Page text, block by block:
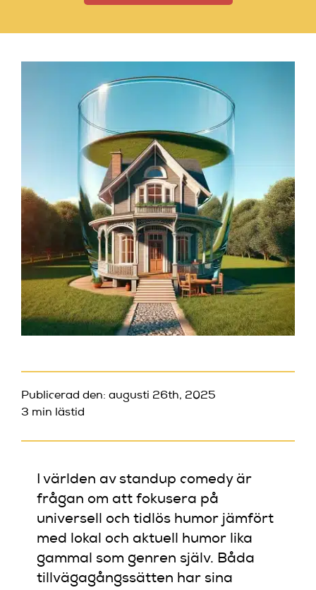
Vanliga frågor
Publicerad den: augusti 26th, 2025
3 min lästid
I världen av standup comedy är
frågan om att fokusera på
universell och tidlös humor jämfört
med lokal och aktuell humor lika
gammal som genren själv. Båda
tillvägagångssätten har sina